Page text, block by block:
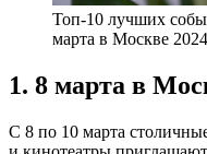
Топ-10 лучших
марта в Москве 2024
1. 8 марта в
С 8 по 10 марта